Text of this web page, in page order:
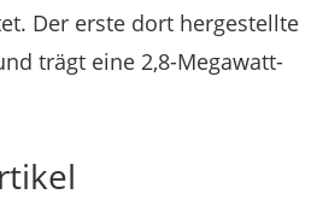
Der erste dort hergestellte
trägt eine 2,8-Megawatt-